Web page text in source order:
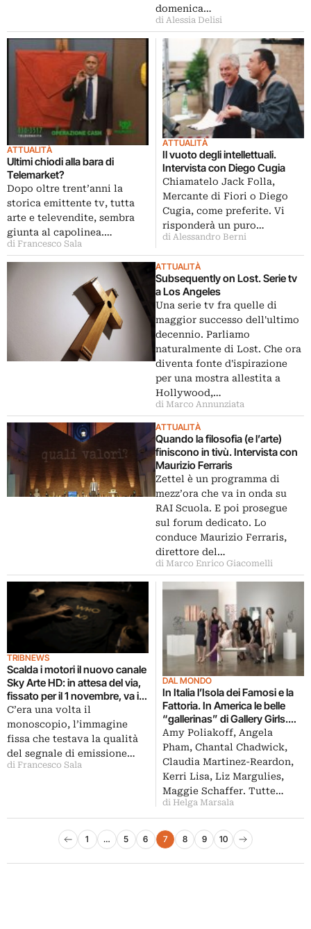
domenica…
di Alessia Delisi
ATTUALITÀ
Ultimi chiodi alla bara di
Telemarket?
Dopo oltre trent’anni la
storica emittente tv, tutta
arte e televendite, sembra
giunta al capolinea.…
di Francesco Sala
ATTUALITÀ
Il vuoto degli intellettuali.
Intervista con Diego Cugia
Chiamatelo Jack Folla,
Mercante di Fiori o Diego
Cugia, come preferite. Vi
risponderà un puro…
di Alessandro Berni
ATTUALITÀ
Subsequently on Lost. Serie tv
a Los Angeles
Una serie tv fra quelle di
maggior successo dell'ultimo
decennio. Parliamo
naturalmente di Lost. Che ora
diventa fonte d'ispirazione
per una mostra allestita a
Hollywood,…
di Marco Annunziata
ATTUALITÀ
Quando la filosofia (e l’arte)
finiscono in tivù. Intervista con
Maurizio Ferraris
Zettel è un programma di
mezz’ora che va in onda su
RAI Scuola. E poi prosegue
sul forum dedicato. Lo
conduce Maurizio Ferraris,
direttore del…
di Marco Enrico Giacomelli
TRIBNEWS
Scalda i motori il nuovo canale
Sky Arte HD: in attesa del via,
fissato per il 1 novembre, va in
onda un monoscopio d’artista
C’era una volta il
monoscopio, l’immagine
fissa che testava la qualità
del segnale di emissione…
di Francesco Sala
DAL MONDO
In Italia l’Isola dei Famosi e la
Fattoria. In America le belle
“gallerinas” di Gallery Girls.
Bravo Tv lancia il suo secondo
reality dedicato all’art world.
Quando l’arte è femmina
Amy Poliakoff, Angela
Pham, Chantal Chadwick,
Claudia Martinez-Reardon,
Kerri Lisa, Liz Margulies,
Maggie Schaffer. Tutte…
di Helga Marsala
Paginazione degli articoli
Pagina precedente
1 … 5 6 7 8 9 10
Pagina successiva